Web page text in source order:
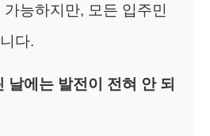
능하지만, 모든 입주민
다.
날에는 발전이 전혀 안 되